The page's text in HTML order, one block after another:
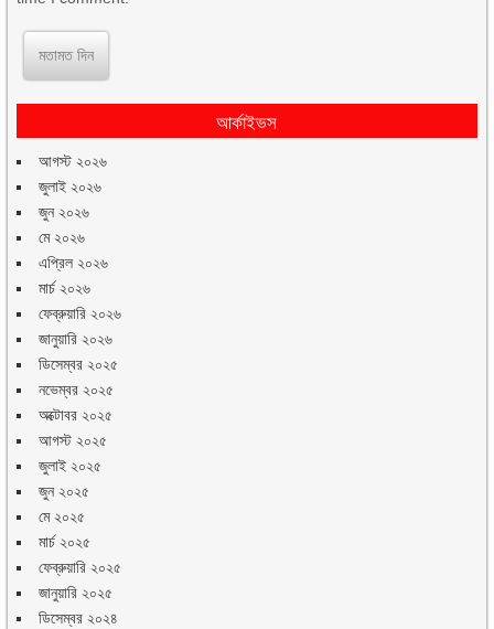
আর্কাইভস
আগস্ট ২০২৬
জুলাই ২০২৬
জুন ২০২৬
মে ২০২৬
এপ্রিল ২০২৬
মার্চ ২০২৬
ফেব্রুয়ারি ২০২৬
জানুয়ারি ২০২৬
ডিসেম্বর ২০২৫
নভেম্বর ২০২৫
অক্টোবর ২০২৫
আগস্ট ২০২৫
জুলাই ২০২৫
জুন ২০২৫
মে ২০২৫
মার্চ ২০২৫
ফেব্রুয়ারি ২০২৫
জানুয়ারি ২০২৫
ডিসেম্বর ২০২৪